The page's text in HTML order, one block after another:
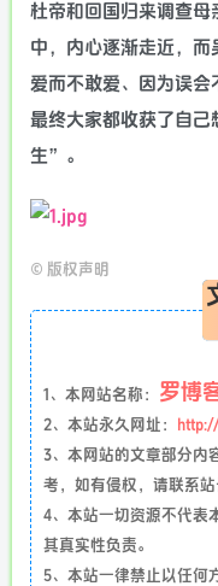
杜帝和回国归来调查
中，内心逐渐走近，
爱而不敢爱、因为误会
最终大家都收获了自
生”。
© 版权声明
1、本网站名称： 罗博
2、本站永久网址：
3、本网站的文章部分内
考，如有侵权，请联系站
4、本站一切资源不代表
其真实性负责。
5、本站一律禁止以任何